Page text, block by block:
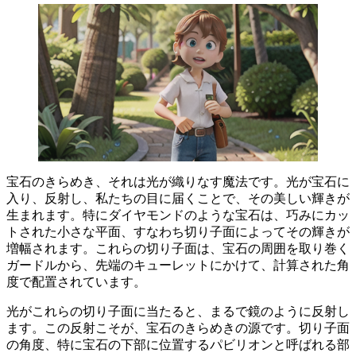
宝石のきらめき、それは光が織りなす魔法です。光が宝石に
入り、反射し、私たちの目に届くことで、その美しい輝きが
生まれます。特にダイヤモンドのような宝石は、 巧みにカッ
トされた小さな平面 、すなわち切り子面によってその輝きが
増幅されます。これらの切り子面は、宝石の周囲を取り巻く
ガードルから、先端のキューレットにかけて、計算された角
度で配置されています。
光がこれらの切り子面に当たると、まるで鏡のように反射し
ます。この反射こそが、宝石のきらめきの源です。切り子面
の角度、特に宝石の下部に位置するパビリオンと呼ばれる部